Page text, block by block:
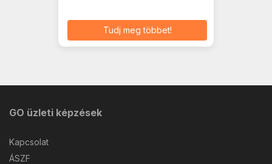
Tudj meg többet!
GO üzleti képzések
Kapcsolat
ÁSZF